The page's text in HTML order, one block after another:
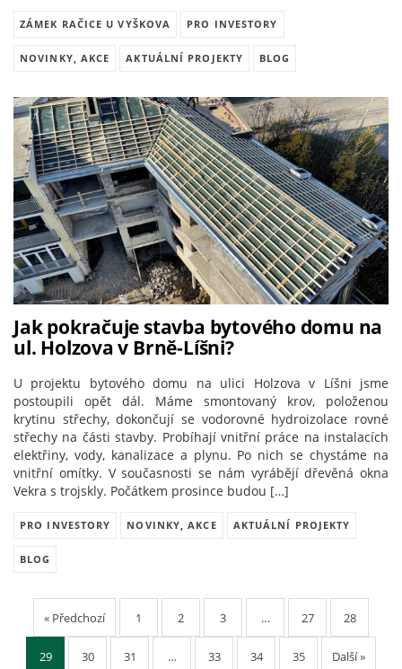
ZÁMEK RAČICE U VYŠKOVA PRO INVESTORY
NOVINKY, AKCE AKTUÁLNÍ PROJEKTY BLOG
Jak pokračuje stavba bytového domu na
ul. Holzova v Brně-Líšni?
U projektu bytového domu na ulici Holzova v Líšni jsme
postoupili opět dál. Máme smontovaný krov, položenou
krytinu střechy, dokončují se vodorovné hydroizolace rovné
střechy na části stavby. Probíhají vnitřní práce na instalacích
elektřiny, vody, kanalizace a plynu. Po nich se chystáme na
vnitřní omítky. V současnosti se nám vyrábějí dřevěná okna
Vekra s trojskly. Počátkem prosince budou […]
PRO INVESTORY NOVINKY, AKCE AKTUÁLNÍ PROJEKTY
BLOG
« Předchozí 1 2 3 … 27 28
29 30 31 … 33 34 35 Další »